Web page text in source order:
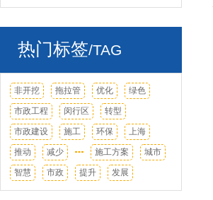
热门标签/TAG
非开挖 拖拉管 优化 绿色
市政工程 闵行区 转型
市政建设 施工 环保 上海
推动 减少 施工方案 城市
智慧 市政 提升 发展